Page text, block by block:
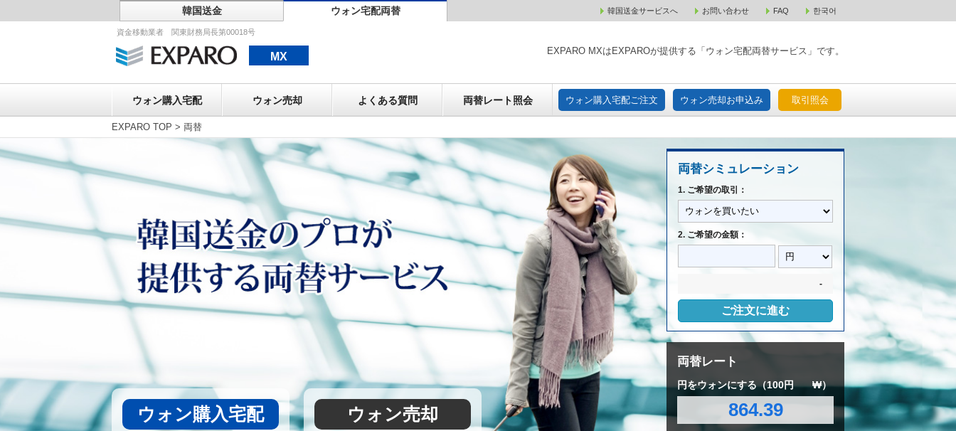
韓国送金 ウォン宅配両替 韓国送金サービスへ お問い合わせ FAQ 한국어
資金移動業者 関東財務局長第00018号
MX EXPARO MXはEXPAROが提供する「ウォン宅配両替サービス」です。
ウォン購入宅配 ウォン売却 よくある質問 両替レート照会 ウォン購入宅配ご注文 ウォン売却お申込み 取引照会
ウォン売却 ウォン購入宅配ご注文 ウォン売却お申込み 取引照会
EXPARO TOP > 両替
両替シミュレーション
1. ご希望の取引：
2. ご希望の金額：
-
ご注文に進む
両替レート
円をウォンにする（100円 ₩）
864.39
ウォン購入宅配 ウォン売却